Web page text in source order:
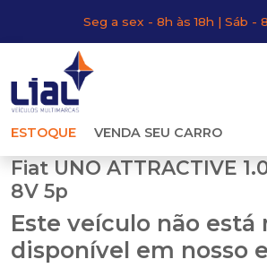
Seg a sex - 8h às 18h | Sáb -
ESTOQUE VENDA SEU CARRO
Fiat UNO ATTRACTIVE
8V 5p
Este veículo não está
disponível em nosso